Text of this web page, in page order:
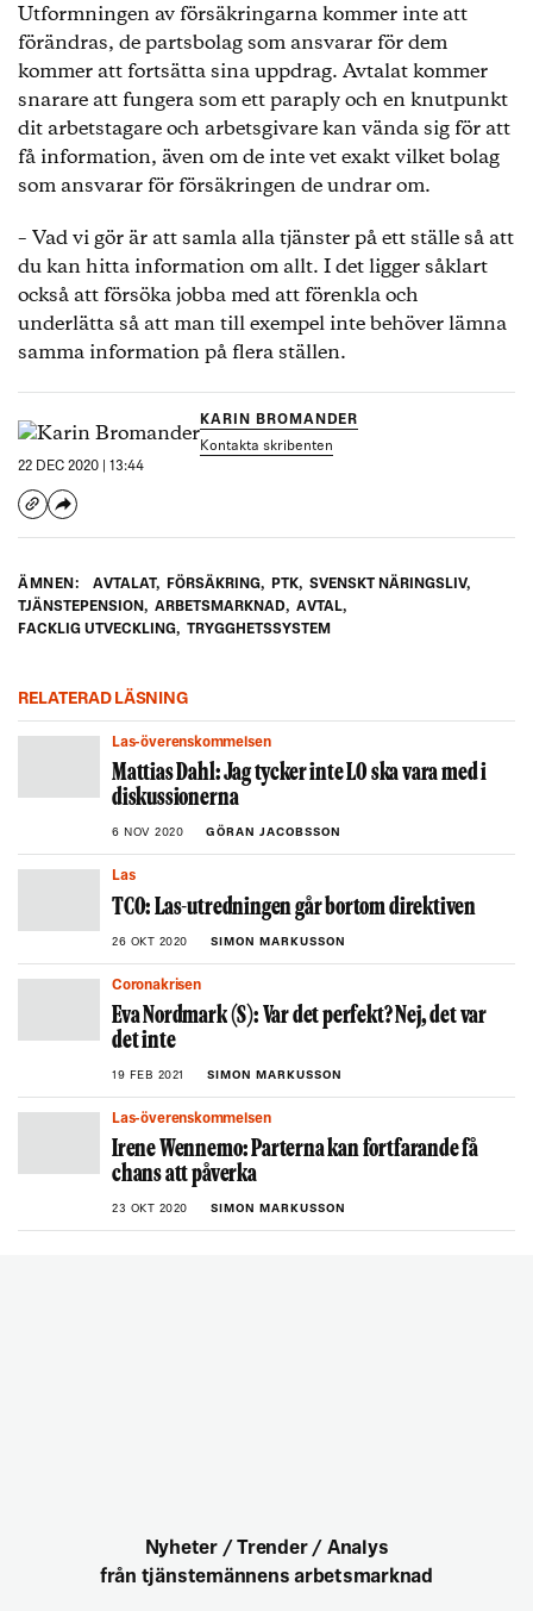
Utformningen av försäkringarna kommer inte att
förändras, de partsbolag som ansvarar för dem
kommer att fortsätta sina uppdrag. Avtalat kommer
snarare att fungera som ett paraply och en knutpunkt
dit arbetstagare och arbetsgivare kan vända sig för att
få information, även om de inte vet exakt vilket bolag
som ansvarar för försäkringen de undrar om.
– Vad vi gör är att samla alla tjänster på ett ställe så att
du kan hitta information om allt. I det ligger såklart
också att försöka jobba med att förenkla och
underlätta så att man till exempel inte behöver lämna
samma information på flera ställen.
KARIN BROMANDER
Kontakta skribenten
22 DEC 2020 | 13:44
ÄMNEN: AVTALAT, FÖRSÄKRING, PTK, SVENSKT NÄRINGSLIV,
TJÄNSTEPENSION, ARBETSMARKNAD, AVTAL,
FACKLIG UTVECKLING, TRYGGHETSSYSTEM
RELATERAD LÄSNING
Las-överenskommelsen
Mattias Dahl: Jag tycker inte LO ska vara med i
diskussionerna
6 NOV 2020 GÖRAN JACOBSSON
Las
TCO: Las-utredningen går bortom direktiven
26 OKT 2020 SIMON MARKUSSON
Coronakrisen
Eva Nordmark (S): Var det perfekt? Nej, det var
det inte
19 FEB 2021 SIMON MARKUSSON
Las-överenskommelsen
Irene Wennemo: Parterna kan fortfarande få
chans att påverka
23 OKT 2020 SIMON MARKUSSON
Nyheter / Trender / Analys
från tjänstemännens arbetsmarknad